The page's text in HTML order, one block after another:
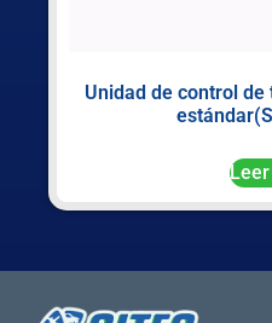
Unidad de control